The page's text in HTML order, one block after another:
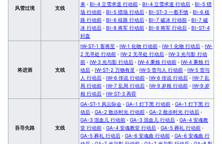
风雪过境 支线
来 · BI-4 立雪求道 行动前 · BI-4 立雪求道 行动后 · BI-5 猎
场 行动前 · BI-5 猎场 行动后 · BI-ST-3 一着不慎 · BI-6 歧
路 行动前 · BI-6 歧路 行动后 · BI-7 破冰 行动前 · BI-7 破
冰 行动后 · BI-8 将军 行动前 · BI-8 将军 行动后 · BI-ST-4
封盘
将进酒 支线
IW-ST-1 客将至 · IW-1 化物 行动前 · IW-1 化物 行动后 · IW-
2 无寻处 行动前 · IW-2 无寻处 行动后 · IW-3 光与影 行动
前 · IW-3 光与影 行动后 · IW-4 秉烛 行动前 · IW-4 秉烛 行
动后 · IW-ST-2 万物有灵 · IW-5 货与人 行动前 · IW-5 货与
人 行动后 · IW-6 传说 行动前 · IW-6 传说 行动后 · IW-7 乱
局 行动前 · IW-7 乱局 行动后 · IW-9 岁相 行动前 · IW-9 岁
相 行动后 · IW-ST-3 再弈
吾导先路 支线
GA-ST-1 风云际会 · GA-1 灯下黑 行动前 · GA-1 灯下黑 行
动后 · GA-2 散步时光 行动前 · GA-2 散步时光 行动后 ·
GA-3 混血儿 行动前 · GA-3 混血儿 行动后 · GA-4 安魂教
堂 行动前 · GA-4 安魂教堂 行动后 · GA-5 葬礼 行动前 ·
GA-5 葬礼 行动后 · GA-6 安魂曲 行动前 · GA-6 安魂曲 行